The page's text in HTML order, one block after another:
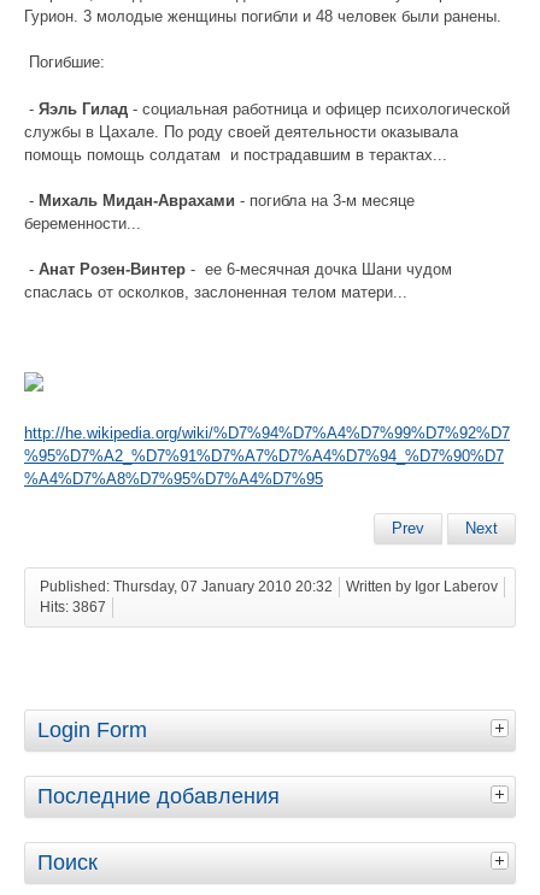
Гурион. 3 молодые женщины погибли и 48 человек были ранены.
Погибшие:
- Яэль Гилад - социальная работница и офицер психологической
службы в Цахале. По роду своей деятельности оказывала
помощь помощь солдатам и пострадавшим в терактах...
- Михаль Мидан-Аврахами - погибла на 3-м месяце
беременности...
- Анат Розен-Винтер - ее 6-месячная дочка Шани чудом
спаслась от осколков, заслоненная телом матери...
http://he.wikipedia.org/wiki/%D7%94%D7%A4%D7%99%D7%92%D7
%95%D7%A2_%D7%91%D7%A7%D7%A4%D7%94_%D7%90%D7
%A4%D7%A8%D7%95%D7%A4%D7%95
Prev Next
Published: Thursday, 07 January 2010 20:32
Written by Igor Laberov
Hits: 3867
Login Form
Последние добавления
Поиск